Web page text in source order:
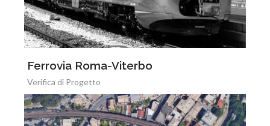
Ferrovia Roma-Viterbo
Verifica di Progetto